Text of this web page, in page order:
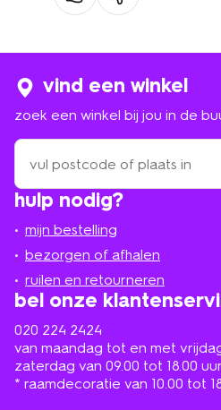
hulp nodig?
mijn bestelling
bezorgen of afhalen
ruilen en retourneren
bel onze
020 224 2424
van maandag tot en met
zaterdag van 09.00 tot 18.00 uur
* raamdecoratie van 10.00 tot
vind een winkel
zoek een winkel bij jou in de
zoek
een
winkel
bij
in
de
buurt